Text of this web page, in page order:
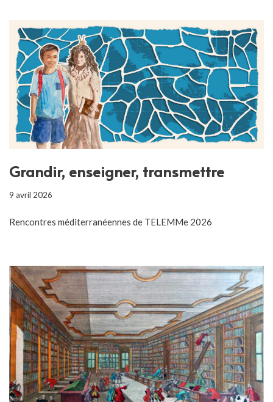
Grandir, enseigner, transmettre
9 avril 2026
Rencontres méditerranéennes de TELEMMe 2026